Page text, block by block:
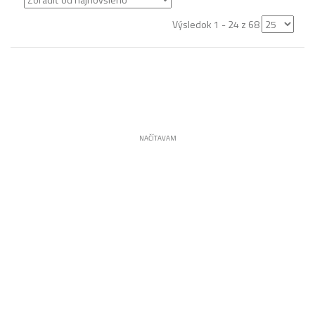
Výsledok 1 - 24 z 68
NAČÍTAVAM